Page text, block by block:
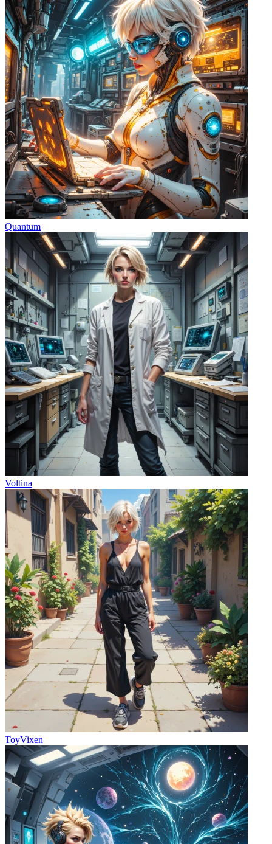
Quantum
Voltina
ToyVixen